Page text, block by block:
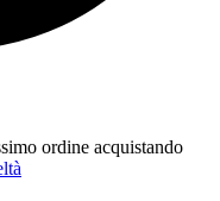
ordine acquistando